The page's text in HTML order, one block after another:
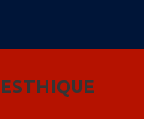
ESTHIQUE